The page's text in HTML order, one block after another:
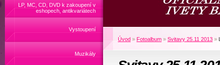
LP, MC, CD, DVD k zakoupení v
eshopech, antikvariátech
Vystoupení
Muzikály
Úvod » Fotoalbum » Svitavy 25.11 2013 »